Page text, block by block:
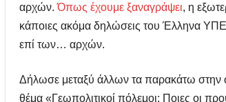
αρχών.Όπως έχουμε ξαναγράψει, η
κάποιες ακόμα δηλώσεις του Έλληνα
επί των… αρχών.
Δήλωσε μεταξύ άλλων τα παρακάτω στην
θέμα «Γεωπολιτικοί πόλεμοι: Ποιες οι